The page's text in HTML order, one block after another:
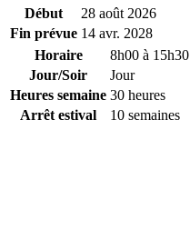
Début
28 août 2026
Fin prévue 14 avr. 2028
Horaire
8h00 à 15h30
Jour/Soir
Jour
Heures semaine 30 heures
Arrêt estival
10 semaines